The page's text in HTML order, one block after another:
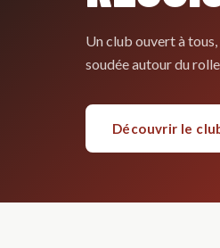
Un club ouvert à
soudée autour du
Découvrir le